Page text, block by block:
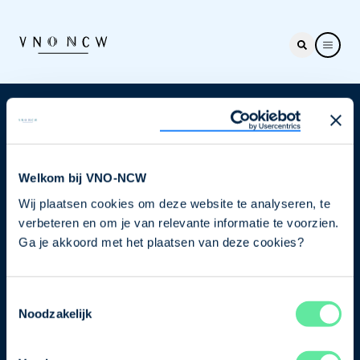
Welkom bij VNO-NCW
Wij plaatsen cookies om deze website te analyseren, te
verbeteren en om je van relevante informatie te voorzien.
Ga je akkoord met het plaatsen van deze cookies?
Noodzakelijk
Nieuwsbrief
je nu in voor de VNO-NCW nieuwsbrief.
Schrijf je in
Direct naar
Ons verhaal